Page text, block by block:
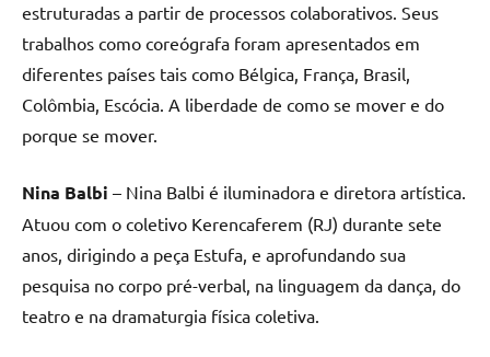
estruturadas a partir de processos colaborativos. Seus
trabalhos como coreógrafa foram apresentados em
diferentes países tais como Bélgica, França, Brasil,
Colômbia, Escócia. A liberdade de como se mover e do
porque se mover.
Nina Balbi – Nina Balbi é iluminadora e diretora artística.
Atuou com o coletivo Kerencaferem (RJ) durante sete
anos, dirigindo a peça Estufa, e aprofundando sua
pesquisa no corpo pré-verbal, na linguagem da dança, do
teatro e na dramaturgia física coletiva.